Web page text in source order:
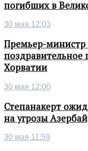
погибших в
30 мая 12:03
Премьер-
поздравительное
Хорватии
30 мая 12:00
Степанакерт
на угрозы
30 мая 11:59